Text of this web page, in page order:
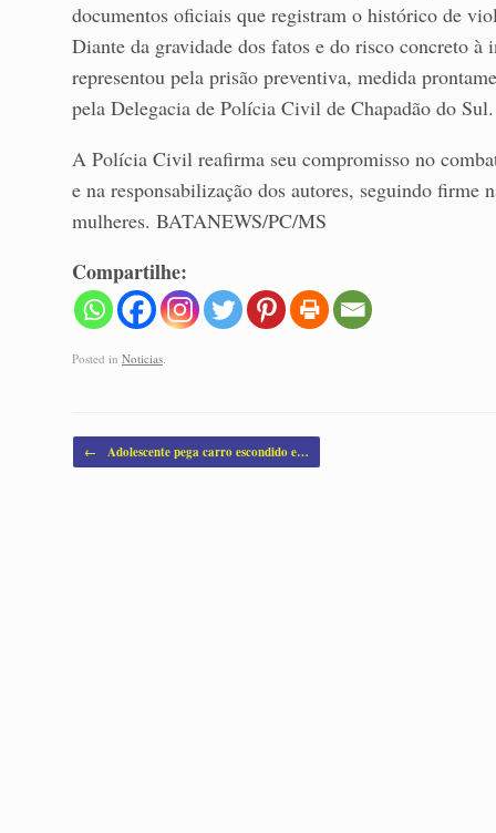
documentos oficiais que registram o histórico de
Diante da gravidade dos fatos e do risco concreto
representou pela prisão preventiva, medida
pela Delegacia de Polícia Civil de Chapadão do Sul.
A Polícia Civil reafirma seu compromisso no
e na responsabilização dos autores, seguindo firme
mulheres. BATANEWS/PC/MS
Compartilhe:
Posted in Noticias
Post navigation
← Adolescente pega carro escondido e…